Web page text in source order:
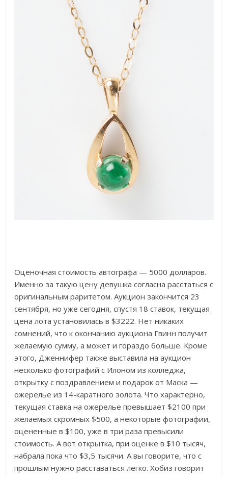
Оценочная стоимость автографа — 5000 долларов.
Именно за такую цену девушка согласна расстаться с
оригинальным раритетом. Аукцион закончится 23
сентября, но уже сегодня, спустя 18 ставок, текущая
цена лота установилась в $3222. Нет никаких
сомнений, что к окончанию аукциона Гвинн получит
желаемую сумму, а может и гораздо больше. Кроме
этого, Дженнифер также выставила на аукцион
несколько фотографий с Илоном из колледжа,
открытку с поздравлением и подарок от Маска —
ожерелье из 14-каратного золота. Что характерно,
текущая ставка на ожерелье превышает $2100 при
желаемых скромных $500, а некоторые фотографии,
оцененные в $100, уже в три раза превысили
стоимость. А вот открытка, при оценке в $10 тысяч,
набрала пока что $3,5 тысячи. А вы говорите, что с
прошлым нужно расставаться легко. Хобиз говорит